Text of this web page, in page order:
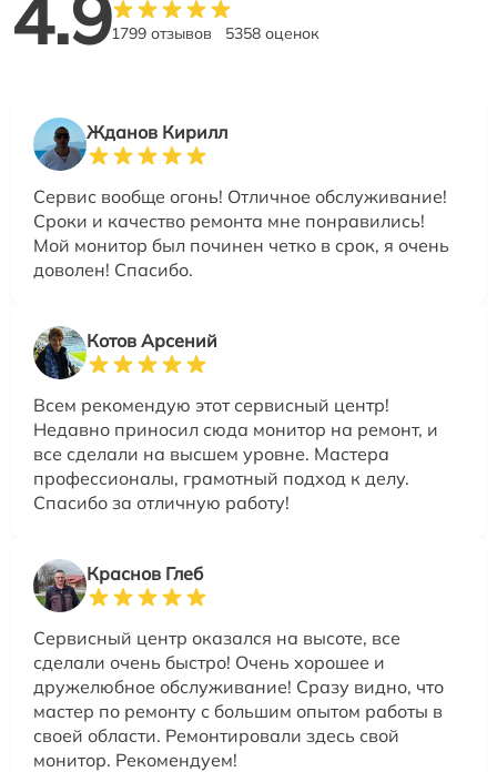
1799 отзывов 5358 оценок
Жданов Кирилл
Сервис вообще огонь! Отличное обслуживание!
Сроки и качество ремонта мне понравились!
Мой монитор был починен четко в срок, я очень
доволен! Спасибо.
Котов Арсений
Всем рекомендую этот сервисный центр!
Недавно приносил сюда монитор на ремонт, и
все сделали на высшем уровне. Мастера
профессионалы, грамотный подход к делу.
Спасибо за отличную работу!
Краснов Глеб
Сервисный центр оказался на высоте, все
сделали очень быстро! Очень хорошее и
дружелюбное обслуживание! Сразу видно, что
мастер по ремонту с большим опытом работы в
своей области. Ремонтировали здесь свой
монитор. Рекомендуем!